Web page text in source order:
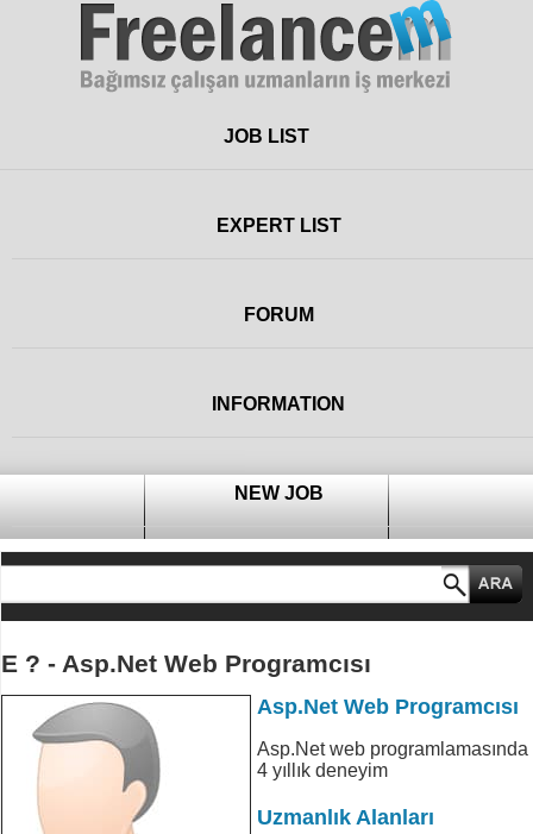
FreelanceJOB LIST
EXPERT LIST
FORUM
INFORMATION
NEW JOB
E ? - Asp.Net Web Programcısı
Asp.Net Web Programcısı
Asp.Net web programlamasında
4 yıllık deneyim
Uzmanlık Alanları